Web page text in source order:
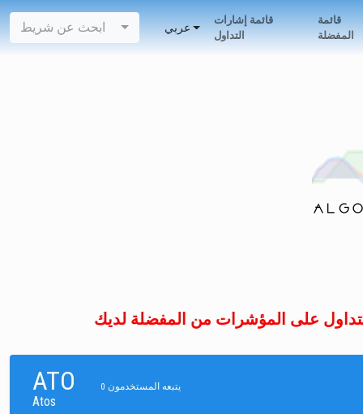
ابحث عن شريط عربي
قائمة إشارات
التداول
قائمة
المفضلة
ATO 0 يتبعه المستخدمون
Atos